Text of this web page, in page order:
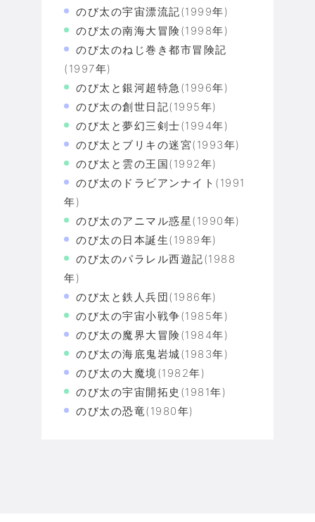
のび太の宇宙漂流記(1999年)
のび太の南海大冒険(1998年)
のび太のねじ巻き都市冒険記
(1997年)
のび太と銀河超特急(1996年)
のび太の創世日記(1995年)
のび太と夢幻三剣士(1994年)
のび太とブリキの迷宮(1993年)
のび太と雲の王国(1992年)
のび太のドラビアンナイト(1991
年)
のび太のアニマル惑星(1990年)
のび太の日本誕生(1989年)
のび太のパラレル西遊記(1988
年)
のび太と鉄人兵団(1986年)
のび太の宇宙小戦争(1985年)
のび太の魔界大冒険(1984年)
のび太の海底鬼岩城(1983年)
のび太の大魔境(1982年)
のび太の宇宙開拓史(1981年)
のび太の恐竜(1980年)